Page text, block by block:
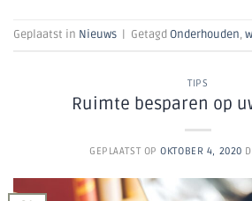
Geplaatst in Nieuws | Getagd Onderhouden,
TIPS
Ruimte besparen op
GEPLAATST OPOKTOBER 4, 2020